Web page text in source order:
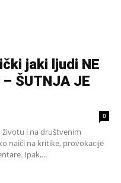
jaki ljudi NE
– ŠUTNJA JE
0
i na društvenim
naići na kritike, provokacije
Ipak,...